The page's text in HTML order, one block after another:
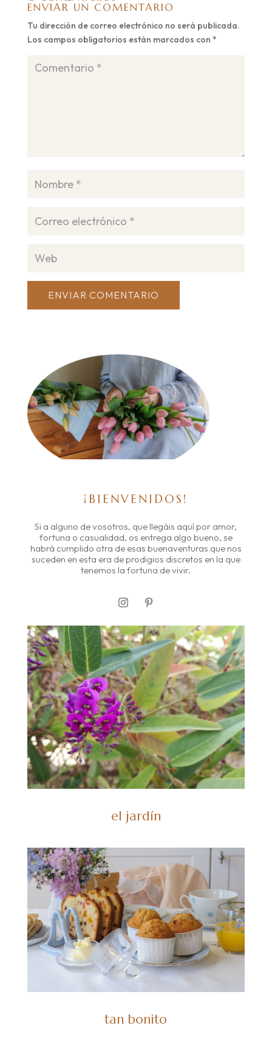
ENVIAR UN COMENTARIO
Tu dirección de correo electrónico no será publicada.
Los campos obligatorios están marcados con *
ENVIAR COMENTARIO
¡BIENVENIDOS!
Si a alguno de vosotros, que llegáis aquí por amor,
fortuna o casualidad, os entrega algo bueno, se
habrá cumplido otra de esas buenaventuras que nos
suceden en esta era de prodigios discretos en la que
tenemos la fortuna de vivir.
el jardín
tan bonito